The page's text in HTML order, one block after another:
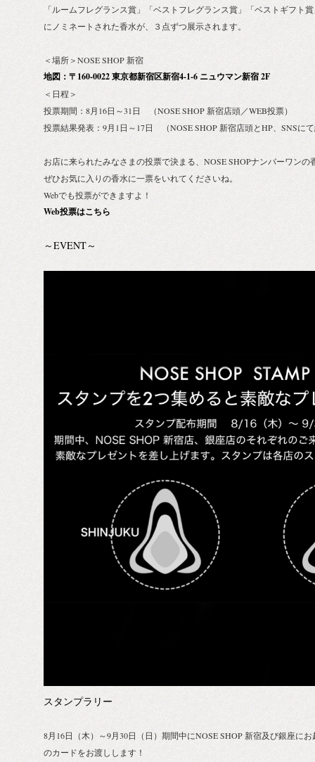
「ルームフレグランス賞」「ベストフレグランス賞」「ベストギフト
にノミネートされた香水が、３点ずつ展示されます。
＜場所＞NOSE SHOP 新宿
地図：〒160-0022 東京都新宿区新宿4-1-6 ニュウマン新宿 2F
＜日程＞
投票期間：8月16日～31日 （NOSE SHOP 新宿店頭／WEB投票）
投票結果発表：9月1日～17日 （NOSE SHOP 新宿店頭とHP、SNSに
お店に来られたみなさまの投票で決まる、NOSE SHOPナンバーワンの
ぜひお気に入りの香水に一票をいれてくださいね。
Webでも投票ができますよ！
Web投票はこちら
～EVENT～
スタンプラリー
8月16日（木）～9月30日（日）期間中にNOSE SHOP 新宿及び銀座に
のカードをお渡しします！